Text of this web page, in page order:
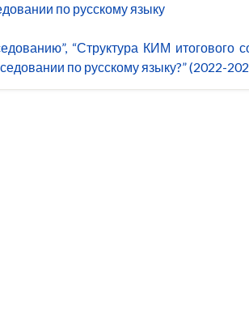
по русскому языку
“Структура КИМ итогового
по русскому языку?” (2022-